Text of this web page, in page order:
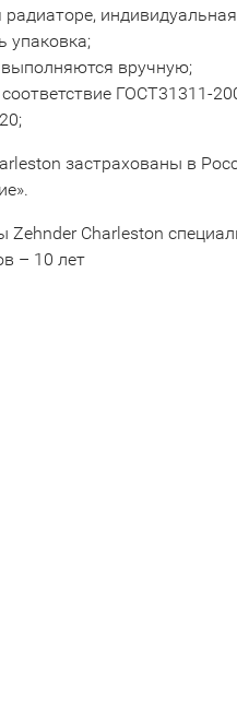
упаковка;
вручную;
ГОСТ31311-
застрахованы в
Zehnder Charleston
– 10 лет